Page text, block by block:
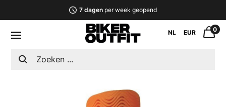
7 dagenper week geopend
NL EUR 0